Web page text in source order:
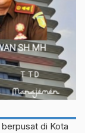
di Kota